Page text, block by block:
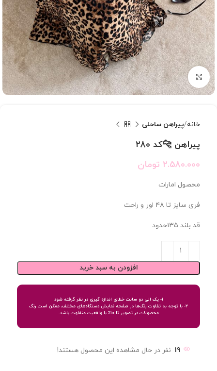
بزرگنمایی تصویر
خانه پیراهن ساحلی
پیراهن 🐆کد 280
2.580.000 تومان
محصول امارات
فری سایز تا ۴۸ اور و راحت
قد بلند ۱۳۵حدود
افزودن به سبد خرید
1- یک الی دو سانت خطای اندازه گیری در نظر گرفته شود
2- با توجه به تفاوت رنگ‌ها در صفحه نمایش دستگاه‌های مختلف، ممکن است رنگ
محصولات در تصویر تا 10٪ با واقعیت متفاوت باشد.
19 نفر در حال مشاهده این محصول هستند!